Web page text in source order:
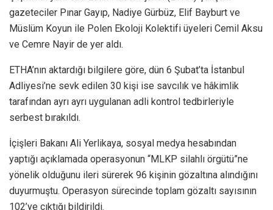
gazeteciler Pınar Gayıp, Nadiye Gürbüz, Elif Bayburt ve
Müslüm Koyun ile Polen Ekoloji Kolektifi üyeleri Cemil Aksu
ve Cemre Nayir de yer aldı.
ETHA’nın aktardığı bilgilere göre, dün 6 Şubat’ta İstanbul
Adliyesi’ne sevk edilen 30 kişi ise savcılık ve hâkimlik
tarafından ayrı ayrı uygulanan adli kontrol tedbirleriyle
serbest bırakıldı.
İçişleri Bakanı Ali Yerlikaya, sosyal medya hesabından
yaptığı açıklamada operasyonun “MLKP silahlı örgütü”ne
yönelik olduğunu ileri sürerek 96 kişinin gözaltına alındığını
duyurmuştu. Operasyon sürecinde toplam gözaltı sayısının
102’ye çıktığı bildirildi.